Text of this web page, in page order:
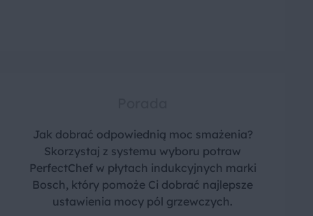
Jak dobrać odpowiednią moc smażenia?
Skorzystaj z systemu wyboru potraw
PerfectChef w płytach indukcyjnych marki
Bosch, który pomoże Ci dobrać najlepsze
ustawienia mocy pól grzewczych.